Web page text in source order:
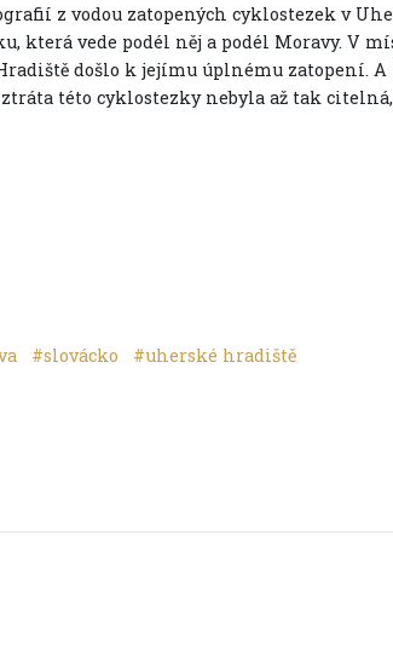
z vodou zatopených cyklostezek v
která vede podél něj a podél Moravy. V
došlo k jejímu úplnému zatopení.
této cyklostezky nebyla až tak
#slovácko #uherské hradiště